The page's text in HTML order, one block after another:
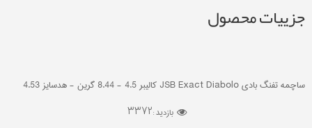
جزییات محصول
ساچمه تفنگ بادی JSB Exact Diabolo کالیبر 4.5 - 8.44 گرین - هدسایز 4.53
بازدید :3372